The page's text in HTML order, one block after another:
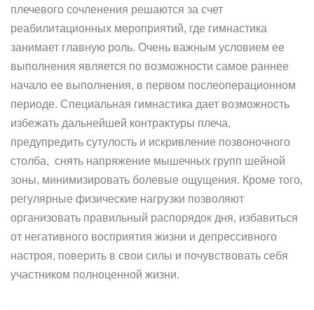
плечевого сочленения решаются за счет
реабилитационных мероприятий, где гимнастика
занимает главную роль. Очень важным условием ее
выполнения является по возможности самое раннее
начало ее выполнения, в первом послеоперационном
периоде. Специальная гимнастика дает возможность
избежать дальнейшей контрактуры плеча,
предупредить сутулость и искривление позвоночного
столба, снять напряжение мышечных групп шейной
зоны, минимизировать болевые ощущения. Кроме того,
регулярные физические нагрузки позволяют
организовать правильный распорядок дня, избавиться
от негативного восприятия жизни и депрессивного
настроя, поверить в свои силы и почувствовать себя
участником полноценной жизни.